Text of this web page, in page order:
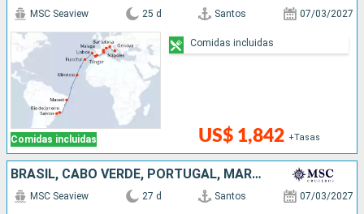
Comidas incluidas
MSC Seaview 25 d Santos 07/03/2027
US$ 1,842 +Tasas
Comidas incluidas
BRASIL, CABO VERDE, PORTUGAL, MARRUECOS, ESPAÑA, FRANCIA, ITALIA, MALTA
MSC Seaview 27 d Santos 07/03/2027